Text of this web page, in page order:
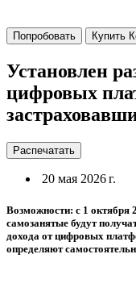
Попробовать Купить
Установлен
цифровых
Распечатать
20 мая 2026 г.
Возможности: с 1 октября
самозанятые будут
дохода от цифровых
определяют